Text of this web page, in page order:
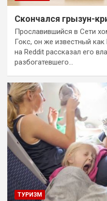
Скончался грызун-
Прославившийся в Сети
Гокс, он же известный
на Reddit рассказал его
разбогатевшего…
ТУРИЗМ